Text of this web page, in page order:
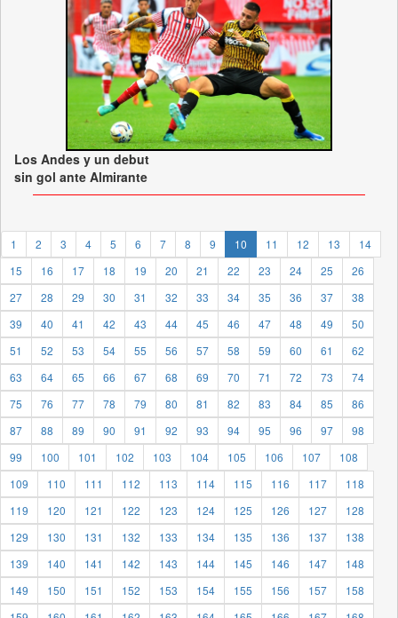
Los Andes y un debut
sin gol ante Almirante
1 2 3 4 5 6 7 8 9 10 11 12 13
14
15
16 17 18 19 20 21 22 23 24 25
26
27
28 29 30 31 32 33 34 35 36 37
38
39
40 41 42 43 44 45 46 47 48 49
50
51
52 53 54 55 56 57 58 59 60 61
62
63
64 65 66 67 68 69 70 71 72 73
74
75
76 77 78 79 80 81 82 83 84 85
86
87
88 89 90 91 92 93 94 95 96 97
98
99
100 101 102 103 104 105 106 107
108
109
110 111 112 113 114 115 116 117
118
119
120 121 122 123 124 125 126 127
128
129
130 131 132 133 134 135 136 137
138
139
140 141 142 143 144 145 146 147
148
149
150 151 152 153 154 155 156 157
158